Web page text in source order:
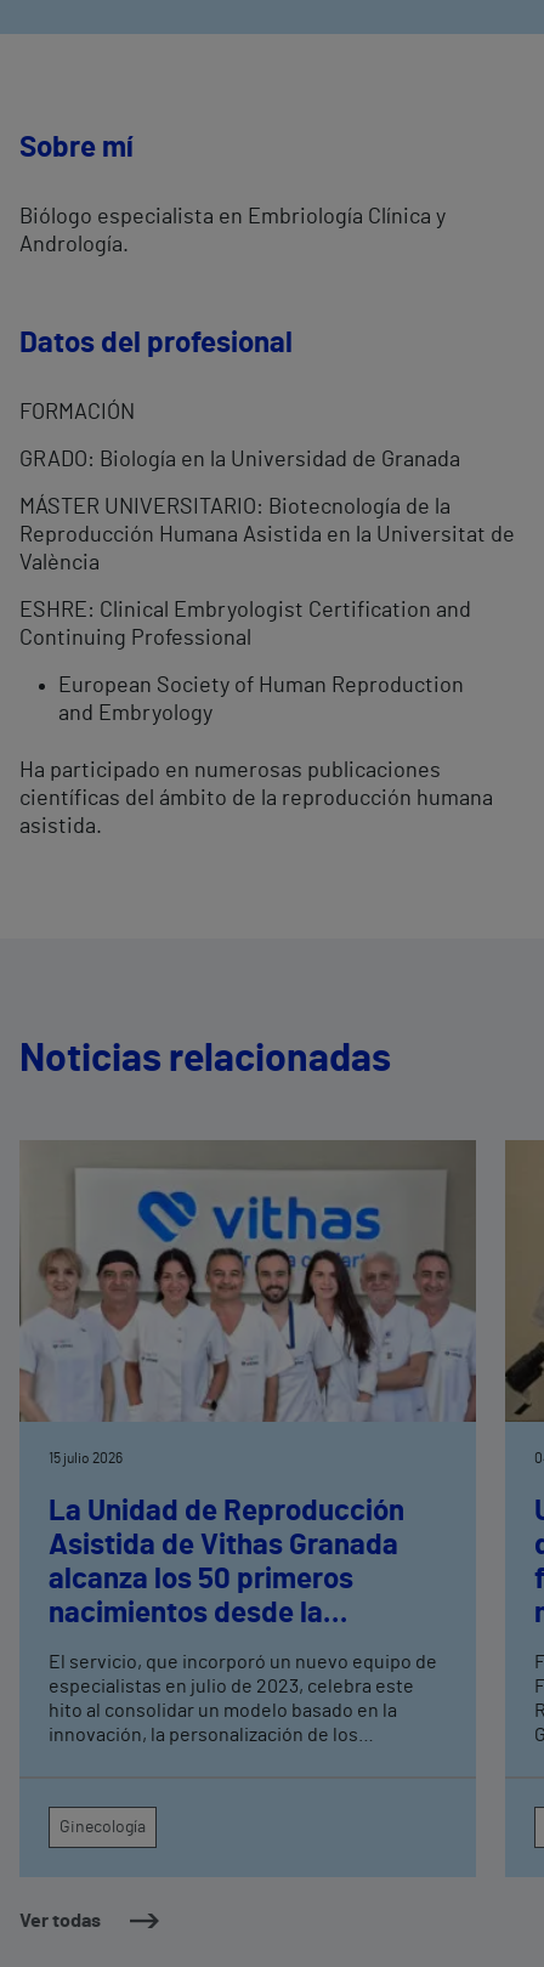
Sobre mí
Biólogo especialista en Embriología Clínica y
Andrología.
Datos del profesional
FORMACIÓN
GRADO: Biología en la Universidad de Granada
MÁSTER UNIVERSITARIO: Biotecnología de la
Reproducción Humana Asistida en la Universitat de
València
ESHRE: Clinical Embryologist Certification and
Continuing Professional
European Society of Human Reproduction
and Embryology
Ha participado en numerosas publicaciones
científicas del ámbito de la reproducción humana
asistida.
Noticias relacionadas
Ver todas
15 julio 2026
La Unidad de Reproducción
Asistida de Vithas Granada
alcanza los 50 primeros
nacimientos desde la
renovación de su equipo
médico
El servicio, que incorporó un nuevo equipo de
especialistas en julio de 2023, celebra este
hito al consolidar un modelo basado en la
innovación, la personalización de los
Ginecología